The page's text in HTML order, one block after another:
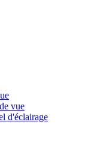
vue
d'éclairage